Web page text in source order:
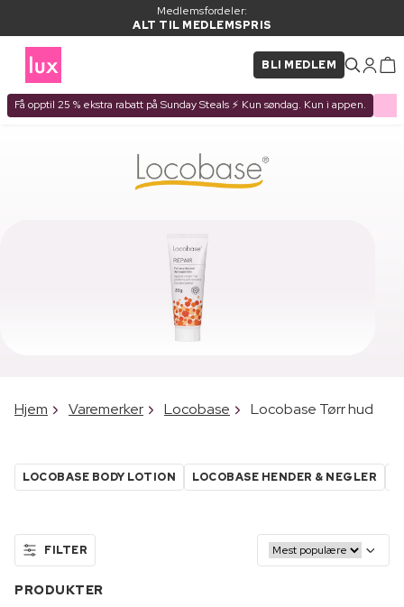
Medlemsfordeler:
ALT TIL MEDLEMSPRIS
BLI MEDLEM
Få opptil 25 % ekstra rabatt på Sunday Steals ⚡ Kun søndag. Kun i appen.
Hjem Varemerker Locobase Locobase Tørr hud
LOCOBASE BODY LOTION LOCOBASE HENDER & NEGLER
FILTER
PRODUKTER